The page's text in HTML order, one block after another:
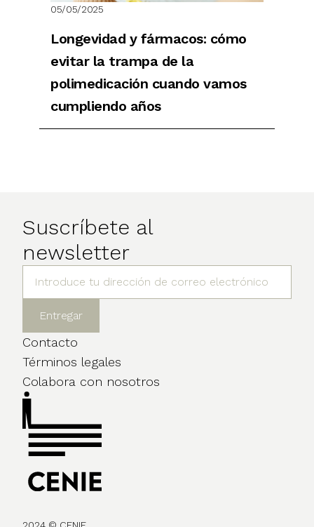
05/05/2025
Longevidad y fármacos: cómo
evitar la trampa de la
polimedicación cuando vamos
cumpliendo años
Suscríbete al
newsletter
Contacto
Términos legales
Colabora con nosotros